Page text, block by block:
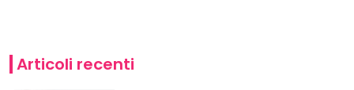
Articoli recenti